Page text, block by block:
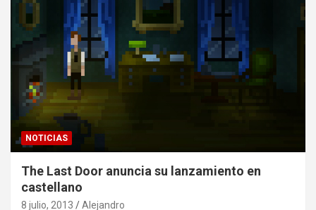
NOTICIAS
The Last Door anuncia su lanzamiento en
castellano
8 julio, 2013 Alejandro